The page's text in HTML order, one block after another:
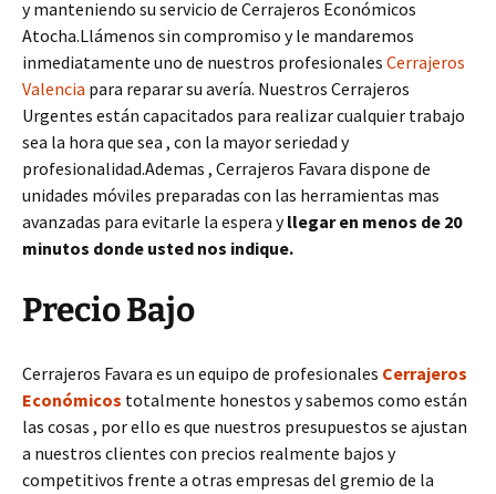
y manteniendo su servicio de Cerrajeros Económicos
Atocha.Llámenos sin compromiso y le mandaremos
inmediatamente uno de nuestros profesionales Cerrajeros
Valencia para reparar su avería. Nuestros Cerrajeros
Urgentes están capacitados para realizar cualquier trabajo
sea la hora que sea , con la mayor seriedad y
profesionalidad.Ademas , Cerrajeros Favara dispone de
unidades móviles preparadas con las herramientas mas
avanzadas para evitarle la espera yllegar en menos de 20
minutos donde usted nos indique.
Precio Bajo
Cerrajeros Favara es un equipo de profesionales Cerrajeros
Económicos totalmente honestos y sabemos como están
las cosas , por ello es que nuestros presupuestos se ajustan
a nuestros clientes con precios realmente bajos y
competitivos frente a otras empresas del gremio de la